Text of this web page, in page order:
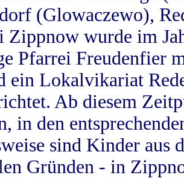
(Glowaczewo),
Zippnow wurde im
Pfarrei Freudenfier
ein Lokalvikariat
Ab diesem
in den
sind Kinder aus
Gründen - in